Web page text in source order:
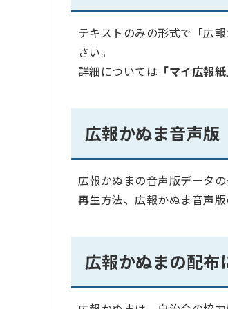
テキストのみの形式で「広
さい。
詳細については 「マイ広報紙
広報かぬま音声版
広報かぬまの音声版データ
再生方法、広報かぬま音声
広報かぬまの配布